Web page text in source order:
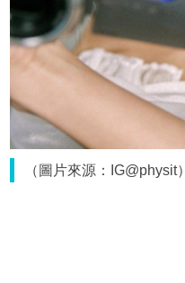
（圖片來源：IG@physit）